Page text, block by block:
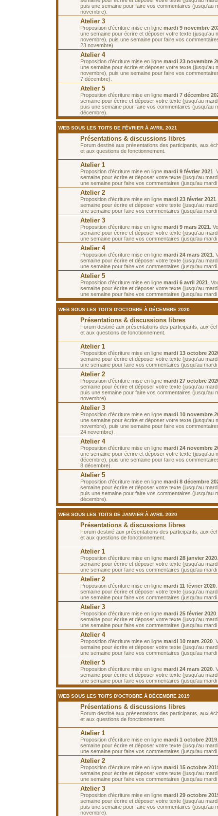
puis une semaine pour faire vos commentaires (jusqu'au
novembre).
Atelier 3
Proposition d'écriture mise en ligne mardi 9 novembre
une semaine pour écrire et déposer votre texte (jusqu'au
novembre), puis une semaine pour faire vos
23 novembre).
Atelier 4
Proposition d'écriture mise en ligne mardi 23 novembre
une semaine pour écrire et déposer votre texte (jusqu'au
novembre), puis une semaine pour faire vos
7 décembre).
Atelier 5
Proposition d'écriture mise en ligne mardi 7 décembre
semaine pour écrire et déposer votre texte (jusqu'au
puis une semaine pour faire vos commentaires (jusqu'au
décembre).
WEB SOUS LES TOITS DE FÉVRIER À AVRIL 2021
Présentations & discussions libres
Forum destiné aux présentations des participants, aux
et aux questions de fonctionnement.
Atelier 1
Proposition d'écriture mise en ligne mardi 9 février 2021
semaine pour écrire et déposer votre texte (jusqu'au
une semaine pour faire vos commentaires (jusqu'au
Atelier 2
Proposition d'écriture mise en ligne mardi 23 février 2021
semaine pour écrire et déposer votre texte (jusqu'au
une semaine pour faire vos commentaires (jusqu'au
Atelier 3
Proposition d'écriture mise en ligne mardi 9 mars 2021 .
semaine pour écrire et déposer votre texte (jusqu'au
une semaine pour faire vos commentaires (jusqu'au
Atelier 4
Proposition d'écriture mise en ligne mardi 24 mars 2021 .
semaine pour écrire et déposer votre texte (jusqu'au
une semaine pour faire vos commentaires (jusqu'au
Atelier 5
Proposition d'écriture mise en ligne mardi 6 avril 2021 .
semaine pour écrire et déposer votre texte (jusqu'au
une semaine pour faire vos commentaires (jusqu'au
WEB SOUS LES TOITS D'OCTOBRE À DÉCEMBRE 2020
Présentations & discussions libres
Forum destiné aux présentations des participants, aux
et aux questions de fonctionnement.
Atelier 1
Proposition d'écriture mise en ligne mardi 13 octobre
semaine pour écrire et déposer votre texte (jusqu'au
une semaine pour faire vos commentaires (jusqu'au
Atelier 2
Proposition d'écriture mise en ligne mardi 27 octobre
semaine pour écrire et déposer votre texte (jusqu'au
puis une semaine pour faire vos commentaires (jusqu'au
novembre).
Atelier 3
Proposition d'écriture mise en ligne mardi 10 novembre
une semaine pour écrire et déposer votre texte (jusqu'au
novembre), puis une semaine pour faire vos
24 novembre).
Atelier 4
Proposition d'écriture mise en ligne mardi 24 novembre
une semaine pour écrire et déposer votre texte (jusqu'au
décembre), puis une semaine pour faire vos
8 décembre).
Atelier 5
Proposition d'écriture mise en ligne mardi 8 décembre
semaine pour écrire et déposer votre texte (jusqu'au
puis une semaine pour faire vos commentaires (jusqu'au
décembre).
WEB SOUS LES TOITS DE JANVIER À AVRIL 2020
Présentations & discussions libres
Forum destiné aux présentations des participants, aux
et aux questions de fonctionnement.
Atelier 1
Proposition d'écriture mise en ligne mardi 28 janvier 2020
semaine pour écrire et déposer votre texte (jusqu'au
une semaine pour faire vos commentaires (jusqu'au
Atelier 2
Proposition d'écriture mise en ligne mardi 11 février 2020
semaine pour écrire et déposer votre texte (jusqu'au
une semaine pour faire vos commentaires (jusqu'au
Atelier 3
Proposition d'écriture mise en ligne mardi 25 février 2020
semaine pour écrire et déposer votre texte (jusqu'au
une semaine pour faire vos commentaires (jusqu'au
Atelier 4
Proposition d'écriture mise en ligne mardi 10 mars 2020 .
semaine pour écrire et déposer votre texte (jusqu'au
une semaine pour faire vos commentaires (jusqu'au
Atelier 5
Proposition d'écriture mise en ligne mardi 24 mars 2020 .
semaine pour écrire et déposer votre texte (jusqu'au
une semaine pour faire vos commentaires (jusqu'au
WEB SOUS LES TOITS D'OCTOBRE À DÉCEMBRE 2019
Présentations & discussions libres
Forum destiné aux présentations des participants, aux
et aux questions de fonctionnement.
Atelier 1
Proposition d'écriture mise en ligne mardi 1 octobre 2019
semaine pour écrire et déposer votre texte (jusqu'au
une semaine pour faire vos commentaires (jusqu'au
Atelier 2
Proposition d'écriture mise en ligne mardi 15 octobre
semaine pour écrire et déposer votre texte (jusqu'au
une semaine pour faire vos commentaires (jusqu'au
Atelier 3
Proposition d'écriture mise en ligne mardi 29 octobre
semaine pour écrire et déposer votre texte (jusqu'au
puis une semaine pour faire vos commentaires (jusqu'au
novembre).